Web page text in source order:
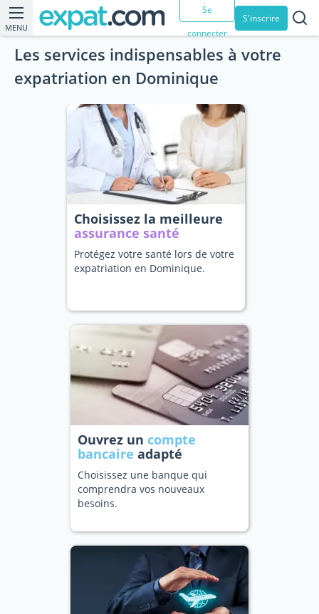
MENU
Se
connecter
S'inscrire
Les services indispensables à votre
expatriation en Dominique
Choisissez la meilleure
assurance santé
Protégez votre santé lors de votre
expatriation en Dominique.
Ouvrez un compte
bancaire adapté
Choisissez une banque qui
comprendra vos nouveaux
besoins.